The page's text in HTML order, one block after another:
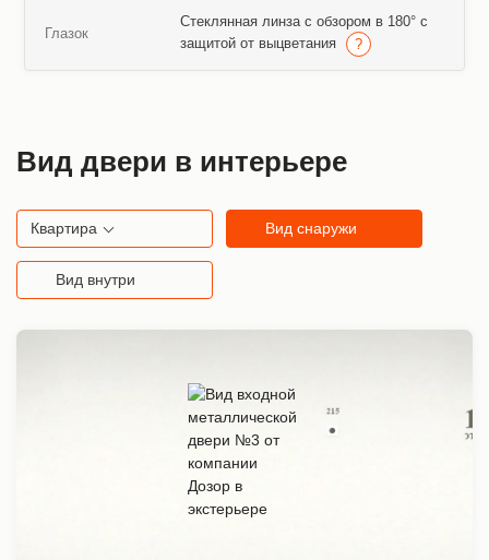
Глазок
Стеклянная линза с обзором в 180° с
защитой от выцветания
Вид двери в интерьере
Квартира Вид снаружи
Вид внутри